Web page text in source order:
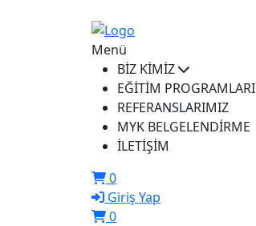
Menü
BİZ KİMİZ
EĞİTİM PROGRAMLARI
REFERANSLARIMIZ
MYK BELGELENDİRME
İLETİŞİM
0
Giriş Yap
0